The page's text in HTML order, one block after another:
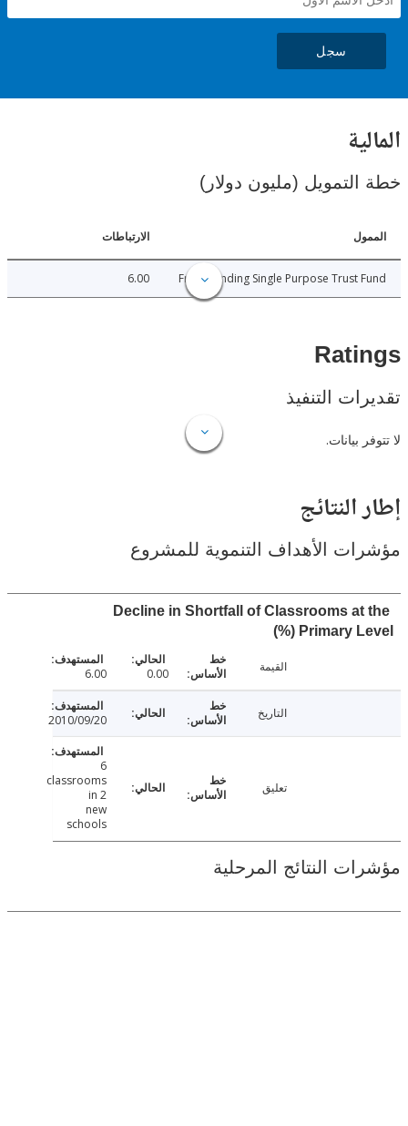
(مليون دولار)
الارتباطات
Free-standing Single Purpose Trust
6.00
التنفيذ
بيانات.
الأهداف التنموية للمشروع
Decline in Shortfall of Classrooms
Primary
0.00
6.00
2010/09/20
classrooms
in 2
النتائج المرحلية